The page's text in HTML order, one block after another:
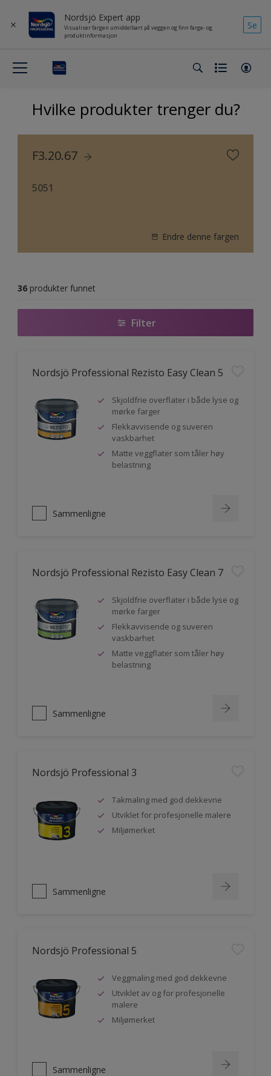
Nordsjö Expert app
Visualiser fargen umiddelbart på veggen og finn farge- og
produktinformasjon
Se
Hvilke produkter trenger du?
F3.20.67
5051
Endre denne fargen
36 produkter funnet
Filter
Nordsjö Professional Rezisto Easy Clean 5
Skjoldfrie overflater i både lyse og
mørke farger
Flekkavvisende og suveren
vaskbarhet
Matte veggflater som tåler høy
belastning
Sammenligne
Nordsjö Professional Rezisto Easy Clean 7
Skjoldfrie overflater i både lyse og
mørke farger
Flekkavvisende og suveren
vaskbarhet
Matte veggflater som tåler høy
belastning
Sammenligne
Nordsjö Professional 3
Takmaling med god dekkevne
Utviklet for profesjonelle malere
Miljømerket
Sammenligne
Nordsjö Professional 5
Veggmaling med god dekkevne
Utviklet av og for profesjonelle
malere
Miljømerket
Sammenligne